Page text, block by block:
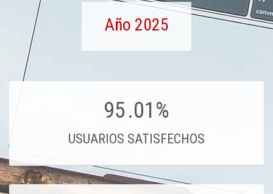
Año 2025
95.01%
USUARIOS SATISFECHOS